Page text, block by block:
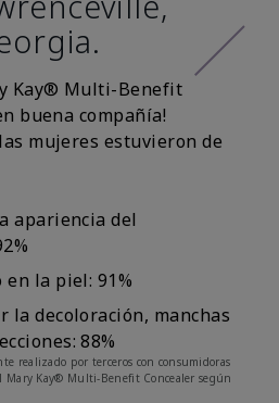
Kay® Multi-Benefit
buena compañía!
mujeres estuvieron de
apariencia del
en la piel: 91%
la decoloración, manchas
88%
realizado por terceros con consumidoras
Kay® Multi-Benefit Concealer según